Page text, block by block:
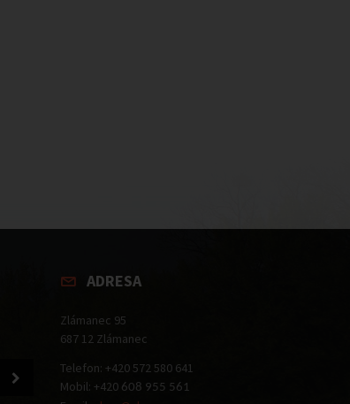
ADRESA
Zlámanec 95
687 12 Zlámanec
Telefon: +420 572 580 641
Mobil: +420 608 955 561